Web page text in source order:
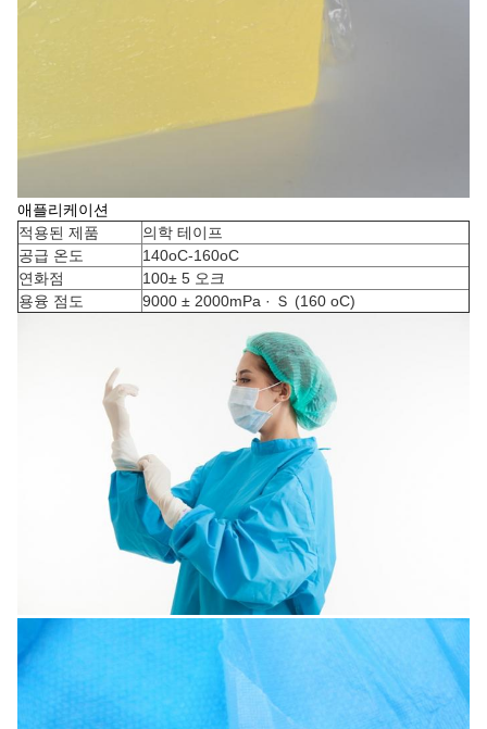
애플리케이션
적용된 제품
의학 테이프
공급 온도
140oC-160oC
연화점
100± 5 오크
용융 점도
9000 ± 2000mPa · Ｓ (160 oC)